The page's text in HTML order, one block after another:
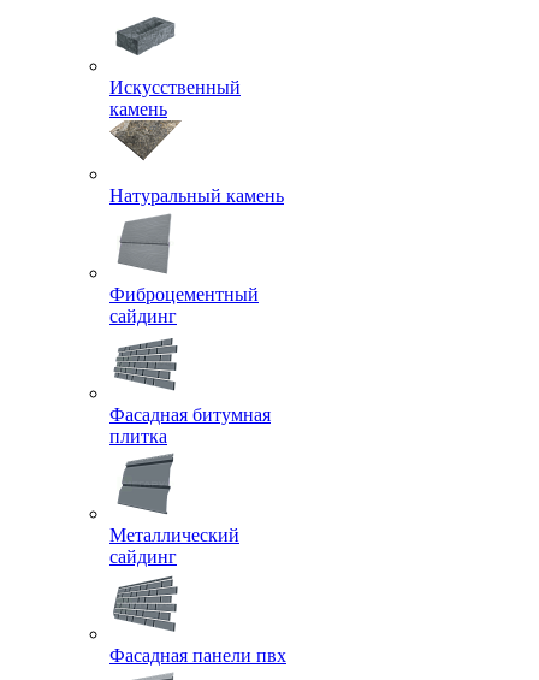
Искусственный
камень
Натуральный камень
Фиброцементный
сайдинг
Фасадная битумная
плитка
Металлический
сайдинг
Фасадная панели пвх